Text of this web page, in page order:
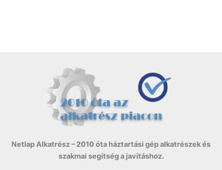
Netlap Alkatrész – 2010 óta háztartási gép alkatrészek és
szakmai segítség a javításhoz.